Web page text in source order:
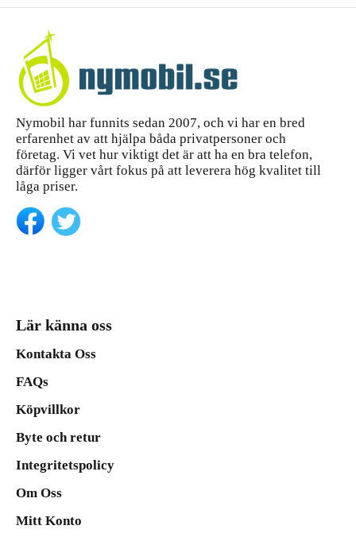
Nymobil har funnits sedan 2007, och vi har en bred
erfarenhet av att hjälpa båda privatpersoner och
företag. Vi vet hur viktigt det är att ha en bra telefon,
därför ligger vårt fokus på att leverera hög kvalitet till
låga priser.
Lär känna oss
Kontakta Oss
FAQs
Köpvillkor
Byte och retur
Integritetspolicy
Om Oss
Mitt Konto